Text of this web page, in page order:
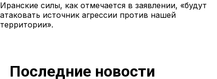
Иранские силы, как отмечается в заявлении, «будут
атаковать источник агрессии против нашей
территории».
Последние новости